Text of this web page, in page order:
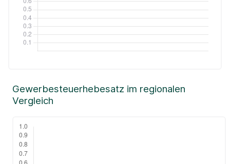
Gewerbesteuerhebesatz im regionalen
Vergleich